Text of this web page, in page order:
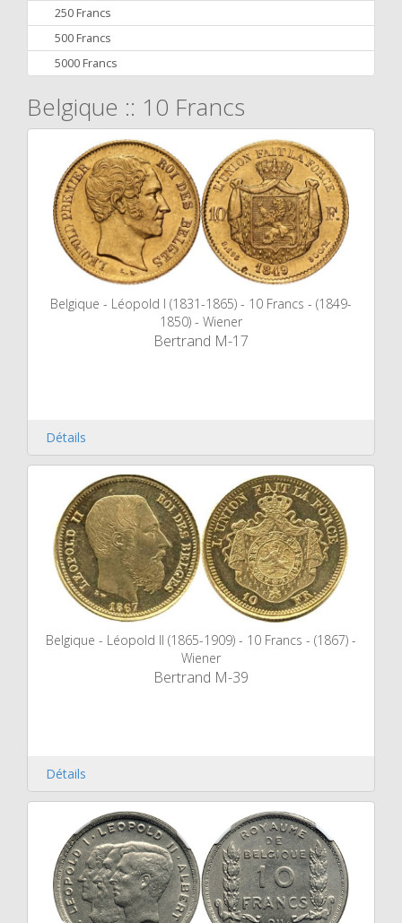
250 Francs
500 Francs
5000 Francs
Belgique :: 10 Francs
Belgique - Léopold I (1831-1865) - 10 Francs - (1849-
1850) - Wiener
Bertrand M-17
Détails
Belgique - Léopold II (1865-1909) - 10 Francs - (1867) -
Wiener
Bertrand M-39
Détails